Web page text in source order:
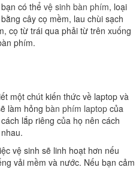
có thể vệ sinh bàn phím, loại
cây cọ mềm, lau chùi sạch
cọ từ trái qua phải từ trên xuống
phím.
một chút kiến thức về laptop và
làm hỏng bàn phím laptop của
lắp riêng của họ nên cách
vệ sinh sẽ linh hoạt hơn nếu
vải mềm và nước. Nếu bạn cảm